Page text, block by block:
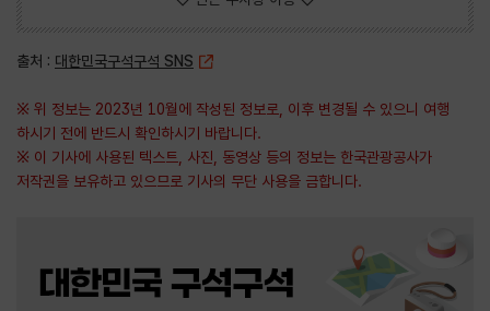
출처 : 대한민국구석구석 SNS
※ 위 정보는 2023년 10월에 작성된 정보로, 이후 변경될 수 있으니 여행
하시기 전에 반드시 확인하시기 바랍니다.
※ 이 기사에 사용된 텍스트, 사진, 동영상 등의 정보는 한국관광공사가
저작권을 보유하고 있으므로 기사의 무단 사용을 금합니다.